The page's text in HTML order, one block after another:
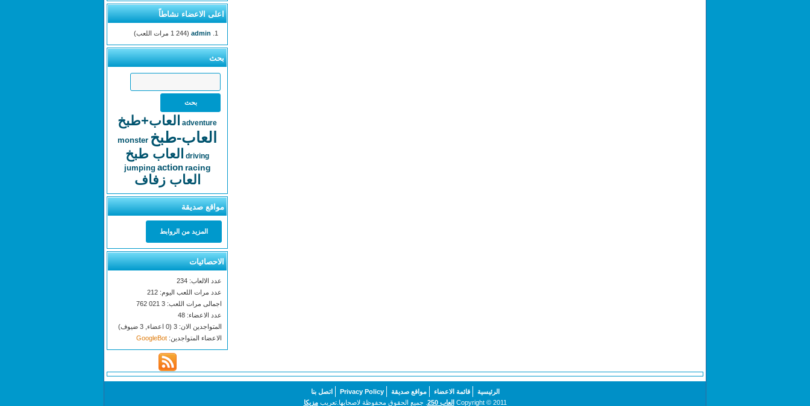
اعلى الاعضاء نشاطاً
admin (1 244 مرات اللعب)
بحث
adventure العاب+طبخ
العاب-طبخ monster
driving العاب طبخ
jumping action racing
العاب زفاف
مواقع صديقة
المزيد من الروابط
الاحصائيات
عدد الالعاب: 234
عدد مرات اللعب اليوم: 212
اجمالى مرات اللعب: 3 021 762
عدد الاعضاء: 48
المتواجدين الان: 3 (0 اعضاء, 3 ضيوف)
الاعضاء المتواجدين: GoogleBot
الرئيسية قائمة الاعضاء مواقع صديقة Privacy Policy
اتصل بنا
Copyright © 2011 العاب 250 . جميع الحقوق محفوظة لاصحابها.تعريبمزيكا